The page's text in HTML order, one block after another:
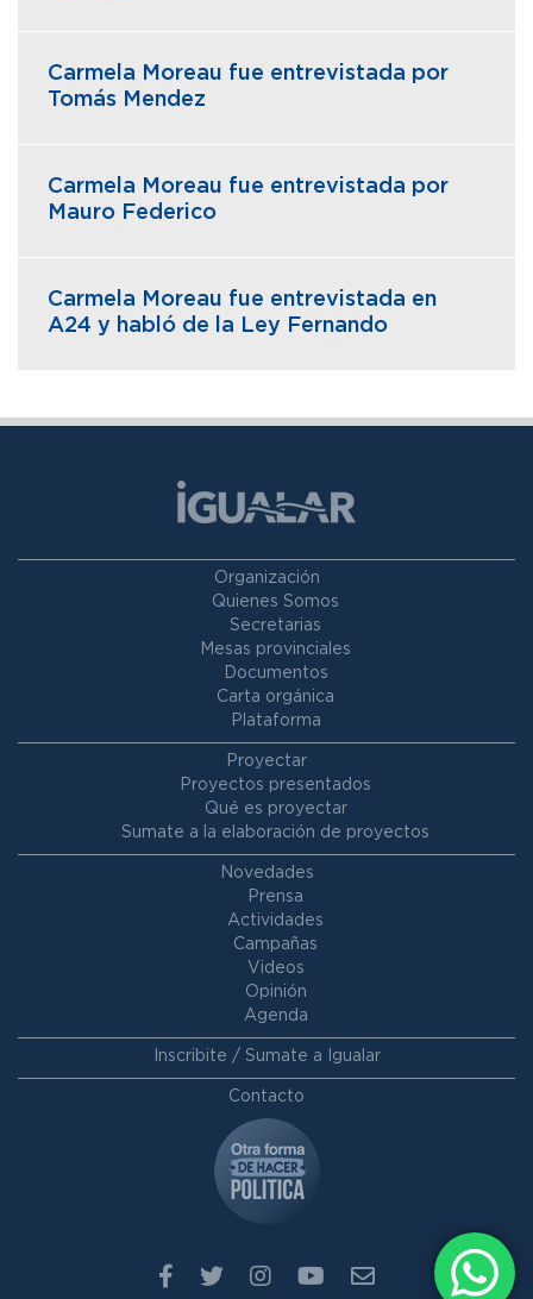
Carmela Moreau fue entrevistada por
Tomás Mendez
Carmela Moreau fue entrevistada por
Mauro Federico
Carmela Moreau fue entrevistada en
A24 y habló de la Ley Fernando
Organización
Quienes Somos
Secretarias
Mesas provinciales
Documentos
Carta orgánica
Plataforma
Proyectar
Proyectos presentados
Qué es proyectar
Sumate a la elaboración de proyectos
Novedades
Prensa
Actividades
Campañas
Videos
Opinión
Agenda
Inscribite / Sumate a Igualar
Contacto